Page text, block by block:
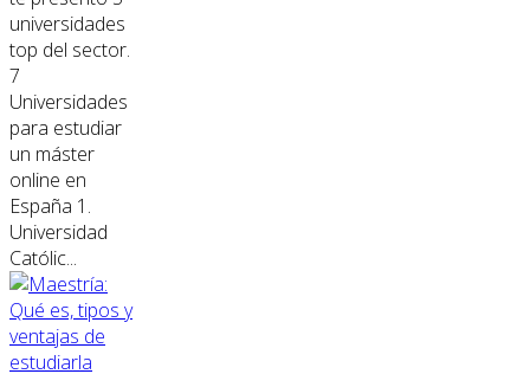
universidades
top del sector.
7
Universidades
para estudiar
un máster
online en
España 1.
Universidad
Católic...